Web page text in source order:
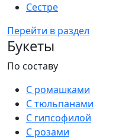
Сестре
Перейти в раздел
Букеты
По составу
С ромашками
С тюльпанами
С гипсофилой
С розами